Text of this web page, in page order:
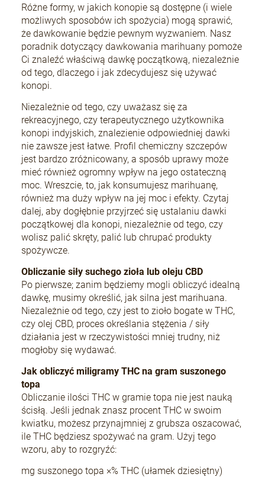
Różne formy, w jakich konopie są dostępne (i wiele
możliwych sposobów ich spożycia) mogą sprawić,
że dawkowanie będzie pewnym wyzwaniem. Nasz
poradnik dotyczący dawkowania marihuany pomoże
Ci znaleźć właściwą dawkę początkową, niezależnie
od tego, dlaczego i jak zdecydujesz się używać
konopi.
Niezależnie od tego, czy uważasz się za
rekreacyjnego, czy terapeutycznego użytkownika
konopi indyjskich, znalezienie odpowiedniej dawki
nie zawsze jest łatwe. Profil chemiczny szczepów
jest bardzo zróżnicowany, a sposób uprawy może
mieć również ogromny wpływ na jego ostateczną
moc. Wreszcie, to, jak konsumujesz marihuanę,
również ma duży wpływ na jej moc i efekty. Czytaj
dalej, aby dogłębnie przyjrzeć się ustalaniu dawki
początkowej dla konopi, niezależnie od tego, czy
wolisz palić skręty, palić lub chrupać produkty
spożywcze.
Obliczanie siły suchego zioła lub oleju CBD
Po pierwsze; zanim będziemy mogli obliczyć idealną
dawkę, musimy określić, jak silna jest marihuana.
Niezależnie od tego, czy jest to zioło bogate w THC,
czy olej CBD, proces określania stężenia / siły
działania jest w rzeczywistości mniej trudny, niż
mogłoby się wydawać.
Jak obliczyć miligramy THC na gram suszonego
topa
Obliczanie ilości THC w gramie topa nie jest nauką
ścisłą. Jeśli jednak znasz procent THC w swoim
kwiatku, możesz przynajmniej z grubsza oszacować,
ile THC będziesz spożywać na gram. Użyj tego
wzoru, aby to rozgryźć:
mg suszonego topa ×% THC (ułamek dziesiętny)